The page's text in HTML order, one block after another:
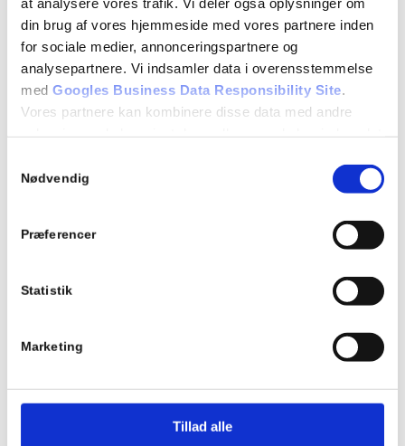
din brug af vores hjemmeside med vores partnere inden
for sociale medier, annonceringspartnere og
analysepartnere. Vi indsamler data i overensstemmelse
med Googles Business Data Responsibility Site
Vores partnere kan kombinere disse data med andre
Nødvendig
Præferencer
Statistik
Marketing
Tillad alle
og sundt arbejdsmiljø for vores team.
ESG tiltag